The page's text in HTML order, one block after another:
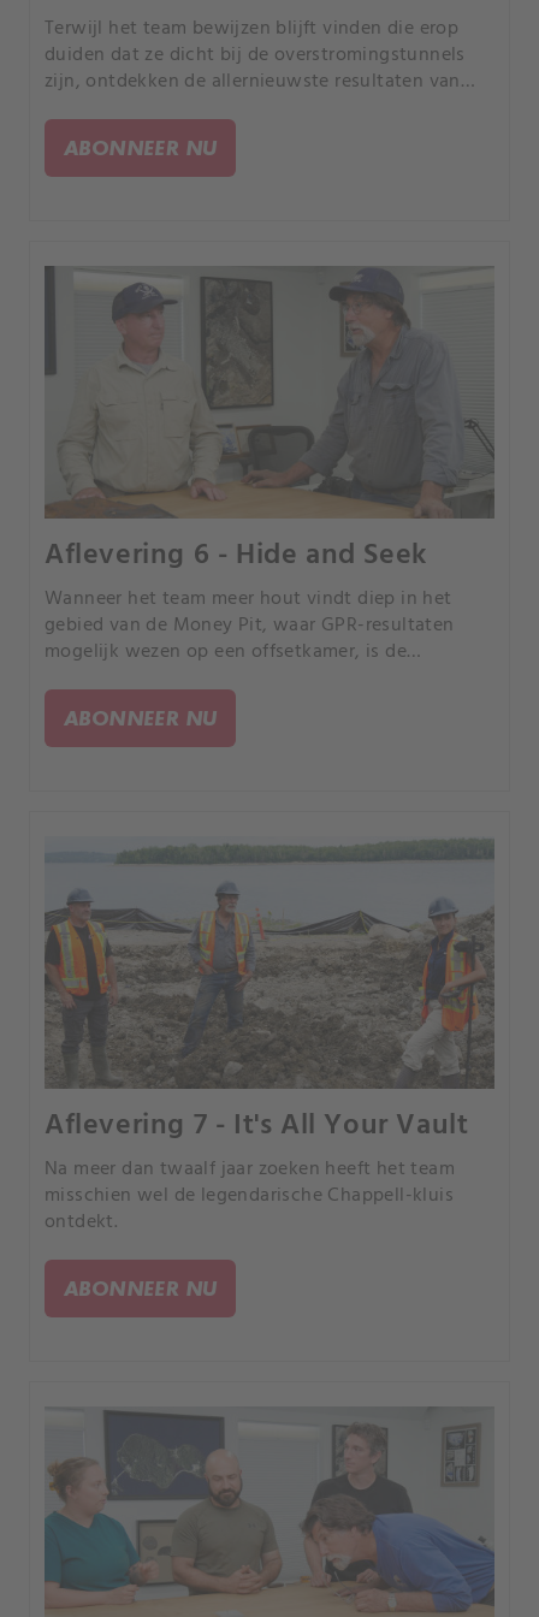
Terwijl het team bewijzen blijft vinden die erop
duiden dat ze dicht bij de overstromingstunnels
zijn, ontdekken de allernieuwste resultaten van
geldkuil zou kunnen zijn.
ABONNEER NU
Aflevering 6 - Hide and Seek
Wanneer het team meer hout vindt diep in het
gebied van de Money Pit, waar GPR-resultaten
mogelijk wezen op een offsetkamer, is de
zoektocht naar antwoorden op het punt staat
vruchten af te werpen.
ABONNEER NU
Aflevering 7 - It's All Your Vault
Na meer dan twaalf jaar zoeken heeft het team
misschien wel de legendarische Chappell-kluis
ontdekt.
ABONNEER NU